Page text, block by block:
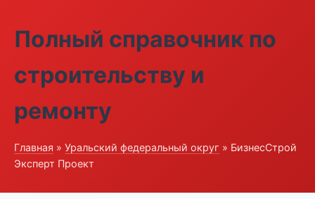
Полный справочник по
строительству и
ремонту
Главная » Уральский федеральный округ » БизнесСтрой
Эксперт Проект